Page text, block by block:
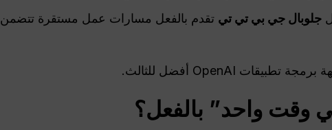
جلوبال جي بي تي تي تقدم بالفعل مسارات عمل مستقرة تتضمن
وقت واحد” بالفعل؟